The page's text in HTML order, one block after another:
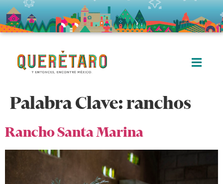
Palabra Clave:ranchos
Rancho Santa Marina